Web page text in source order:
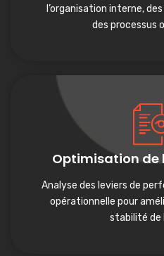
l’organisation interne,
des processus
Optimisation de
Analyse des leviers de
opérationnelle pour
stabilité de